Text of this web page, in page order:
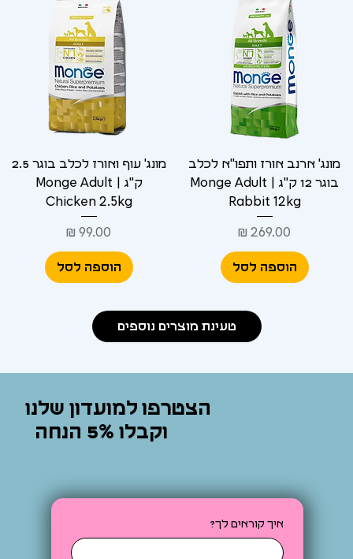
מונג' ארנב אורז ותפו"א לכלב
בוגר 12 ק"ג | Monge Adult
Rabbit 12kg
מחיר
הוספה לסל
מונג' עוף ואורז לכלב בוגר 2.5
ק"ג | Monge Adult
Chicken 2.5kg
מחיר
הוספה לסל
טעינת מוצרים נוספים
הצטרפו למועדון שלנו
וקבלו 5% הנחה
איך קוראים לך?